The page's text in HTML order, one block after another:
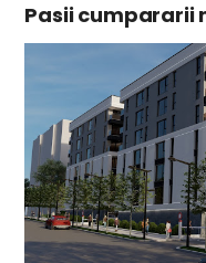
Pasii cumpararii